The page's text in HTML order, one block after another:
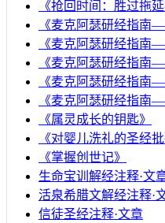
《抢回时间：胜过拖延
《麦克阿瑟研经指南
《麦克阿瑟研经指南
《麦克阿瑟研经指南
《麦克阿瑟研经指南
《麦克阿瑟研经指南
《属灵成长的钥匙》
《对婴儿洗礼的圣经
《掌握创世记》
生命宝训解经注释·文
活泉希腊文解经注释·
信徒圣经注释·文章